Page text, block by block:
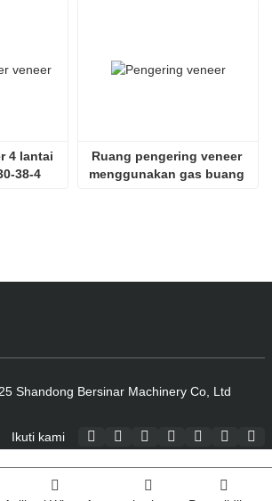
4 lantai
38-4
Ruang pengering veneer
menggunakan gas buang
Shandong Bersinar Machinery Co, Ltd
Ikuti kami